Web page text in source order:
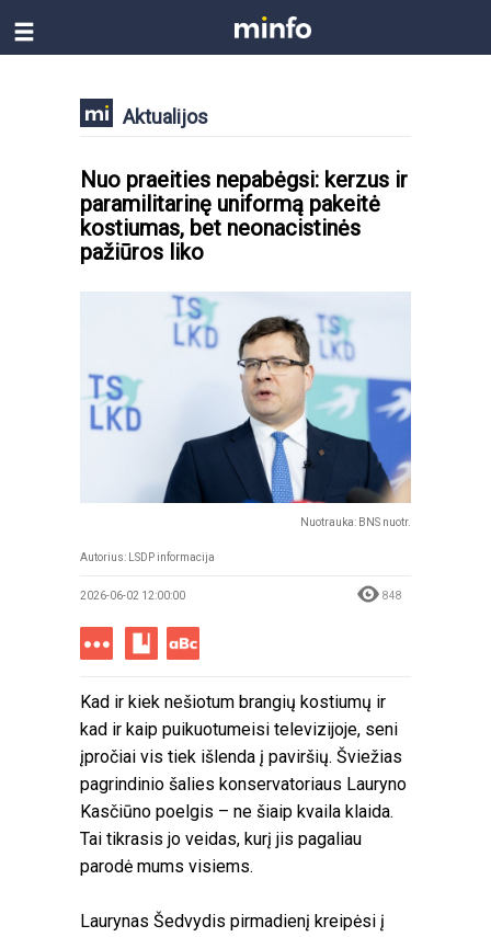
Aktualijos
Nuo praeities nepabėgsi: kerzus ir
paramilitarinę uniformą pakeitė
kostiumas, bet neonacistinės
pažiūros liko
Nuotrauka: BNS nuotr.
Autorius: LSDP informacija
2026-06-02 12:00:00 848
Kad ir kiek nešiotum brangių kostiumų ir
kad ir kaip puikuotumeisi televizijoje, seni
įpročiai vis tiek išlenda į paviršių. Šviežias
pagrindinio šalies konservatoriaus Lauryno
Kasčiūno poelgis – ne šiaip kvaila klaida.
Tai tikrasis jo veidas, kurį jis pagaliau
parodė mums visiems.
Laurynas Šedvydis pirmadienį kreipėsi į